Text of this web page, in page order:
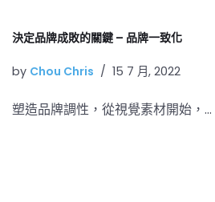
決定品牌成敗的關鍵 – 品牌一致化
by Chou Chris 15 7 月, 2022
塑造品牌調性，從視覺素材開始，…